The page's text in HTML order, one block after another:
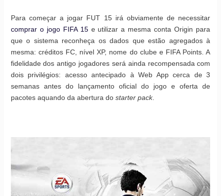
Para começar a jogar FUT 15 irá obviamente de necessitar
comprar o jogo FIFA 15e utilizar a mesma conta Origin para
que o sistema reconheça os dados que estão agregados à
mesma: créditos FC, nível XP, nome do clube e FIFA Points. A
fidelidade dos antigo jogadores será ainda recompensada com
dois privilégios: acesso antecipado à Web App cerca de 3
semanas antes do lançamento oficial do jogo e oferta de
pacotes aquando da abertura do starter pack.